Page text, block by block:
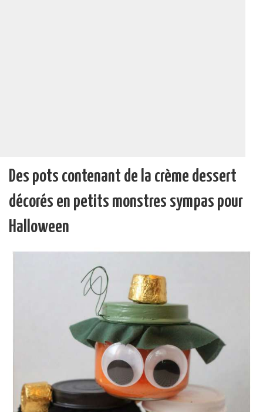
Des pots contenant de la crème dessert
décorés en petits monstres sympas pour
Halloween